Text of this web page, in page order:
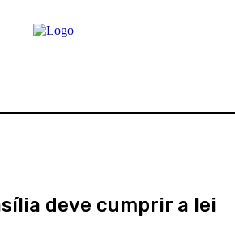
deve cumprir a lei